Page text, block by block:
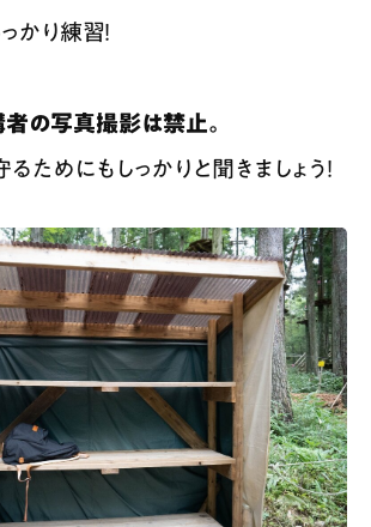
かり練習！
者の写真撮影は禁止。
ためにもしっかりと聞きましょう！